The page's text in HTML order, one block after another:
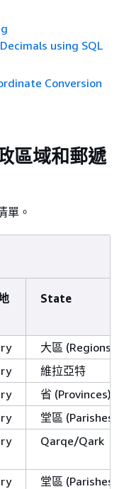
using SQL
Conversion
區域和郵遞
單。
State
大區 (Regions)
維拉亞特
省 (Provinces)/
堂區 (Parishes)
Qarqe/Qark
堂區